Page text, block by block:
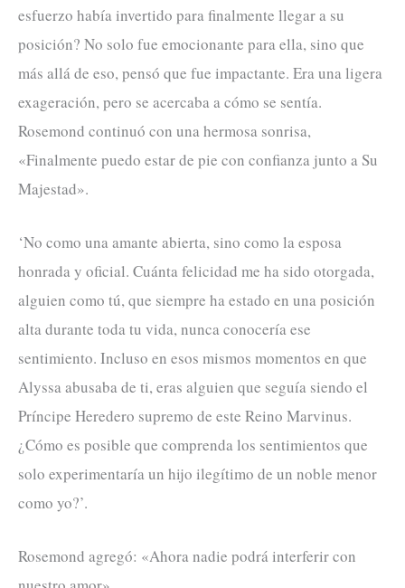
esfuerzo había invertido para finalmente llegar a su
posición? No solo fue emocionante para ella, sino que
más allá de eso, pensó que fue impactante. Era una ligera
exageración, pero se acercaba a cómo se sentía.
Rosemond continuó con una hermosa sonrisa,
«Finalmente puedo estar de pie con confianza junto a Su
Majestad».
‘No como una amante abierta, sino como la esposa
honrada y oficial. Cuánta felicidad me ha sido otorgada,
alguien como tú, que siempre ha estado en una posición
alta durante toda tu vida, nunca conocería ese
sentimiento. Incluso en esos mismos momentos en que
Alyssa abusaba de ti, eras alguien que seguía siendo el
Príncipe Heredero supremo de este Reino Marvinus.
¿Cómo es posible que comprenda los sentimientos que
solo experimentaría un hijo ilegítimo de un noble menor
como yo?’.
Rosemond agregó: «Ahora nadie podrá interferir con